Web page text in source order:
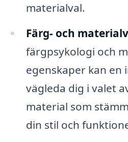
materialval.
Färg- och
färgpsykologi och
egenskaper kan
vägleda dig i valet
material som
din stil och